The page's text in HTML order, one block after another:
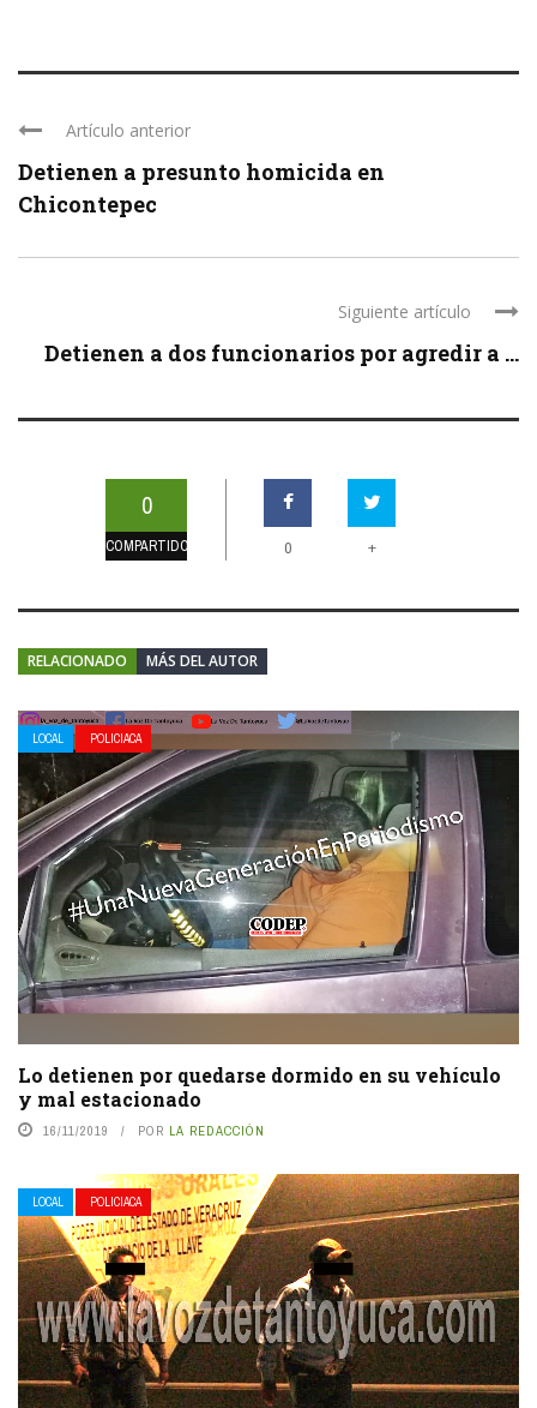
Artículo anterior
Detienen a presunto homicida en
Chicontepec
Siguiente artículo
Detienen a dos funcionarios por agredir a ...
0
COMPARTIDOS 0 +
RELACIONADO MÁS DEL AUTOR
LOCAL POLICIACA
Lo detienen por quedarse dormido en su vehículo
y mal estacionado
16/11/2019 POR LA REDACCIÓN
LOCAL POLICIACA